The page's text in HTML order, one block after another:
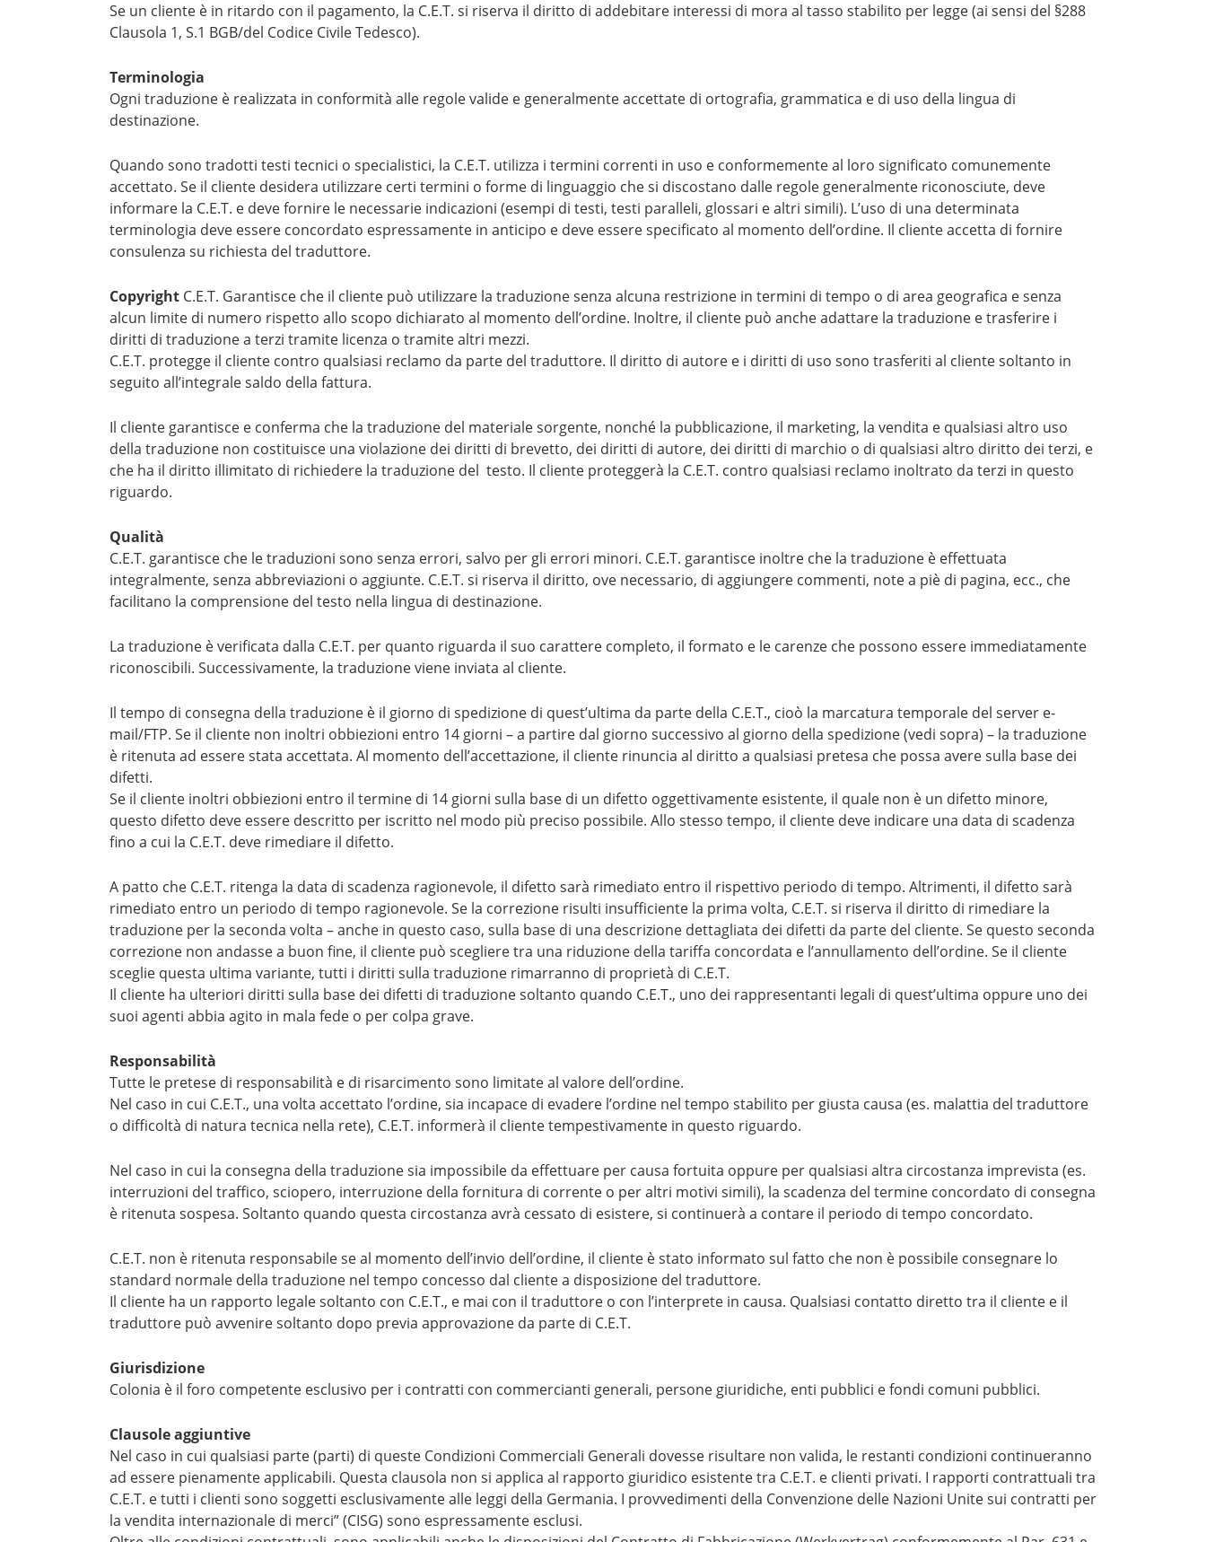
Se un cliente è in ritardo con il pagamento, la C.E.T. si riserva il diritto di addebitare interessi di mora al tasso stabilito per legge (ai sensi del §288
Clausola 1, S.1 BGB/del Codice Civile Tedesco).
Terminologia
Ogni traduzione è realizzata in conformità alle regole valide e generalmente accettate di ortografia, grammatica e di uso della lingua di
destinazione.
Quando sono tradotti testi tecnici o specialistici, la C.E.T. utilizza i termini correnti in uso e conformemente al loro significato comunemente
accettato. Se il cliente desidera utilizzare certi termini o forme di linguaggio che si discostano dalle regole generalmente riconosciute, deve
informare la C.E.T. e deve fornire le necessarie indicazioni (esempi di testi, testi paralleli, glossari e altri simili). L’uso di una determinata
terminologia deve essere concordato espressamente in anticipo e deve essere specificato al momento dell’ordine. Il cliente accetta di fornire
consulenza su richiesta del traduttore.
Copyright C.E.T. Garantisce che il cliente può utilizzare la traduzione senza alcuna restrizione in termini di tempo o di area geografica e senza
alcun limite di numero rispetto allo scopo dichiarato al momento dell’ordine. Inoltre, il cliente può anche adattare la traduzione e trasferire i
diritti di traduzione a terzi tramite licenza o tramite altri mezzi.
C.E.T. protegge il cliente contro qualsiasi reclamo da parte del traduttore. Il diritto di autore e i diritti di uso sono trasferiti al cliente soltanto in
seguito all’integrale saldo della fattura.
Il cliente garantisce e conferma che la traduzione del materiale sorgente, nonché la pubblicazione, il marketing, la vendita e qualsiasi altro uso
della traduzione non costituisce una violazione dei diritti di brevetto, dei diritti di autore, dei diritti di marchio o di qualsiasi altro diritto dei terzi, e
che ha il diritto illimitato di richiedere la traduzione del testo. Il cliente proteggerà la C.E.T. contro qualsiasi reclamo inoltrato da terzi in questo
riguardo.
Qualità
C.E.T. garantisce che le traduzioni sono senza errori, salvo per gli errori minori. C.E.T. garantisce inoltre che la traduzione è effettuata
integralmente, senza abbreviazioni o aggiunte. C.E.T. si riserva il diritto, ove necessario, di aggiungere commenti, note a piè di pagina, ecc., che
facilitano la comprensione del testo nella lingua di destinazione.
La traduzione è verificata dalla C.E.T. per quanto riguarda il suo carattere completo, il formato e le carenze che possono essere immediatamente
riconoscibili. Successivamente, la traduzione viene inviata al cliente.
Il tempo di consegna della traduzione è il giorno di spedizione di quest’ultima da parte della C.E.T., cioò la marcatura temporale del server e-
mail/FTP. Se il cliente non inoltri obbiezioni entro 14 giorni – a partire dal giorno successivo al giorno della spedizione (vedi sopra) – la traduzione
è ritenuta ad essere stata accettata. Al momento dell’accettazione, il cliente rinuncia al diritto a qualsiasi pretesa che possa avere sulla base dei
difetti.
Se il cliente inoltri obbiezioni entro il termine di 14 giorni sulla base di un difetto oggettivamente esistente, il quale non è un difetto minore,
questo difetto deve essere descritto per iscritto nel modo più preciso possibile. Allo stesso tempo, il cliente deve indicare una data di scadenza
fino a cui la C.E.T. deve rimediare il difetto.
A patto che C.E.T. ritenga la data di scadenza ragionevole, il difetto sarà rimediato entro il rispettivo periodo di tempo. Altrimenti, il difetto sarà
rimediato entro un periodo di tempo ragionevole. Se la correzione risulti insufficiente la prima volta, C.E.T. si riserva il diritto di rimediare la
traduzione per la seconda volta – anche in questo caso, sulla base di una descrizione dettagliata dei difetti da parte del cliente. Se questo seconda
correzione non andasse a buon fine, il cliente può scegliere tra una riduzione della tariffa concordata e l’annullamento dell’ordine. Se il cliente
sceglie questa ultima variante, tutti i diritti sulla traduzione rimarranno di proprietà di C.E.T.
Il cliente ha ulteriori diritti sulla base dei difetti di traduzione soltanto quando C.E.T., uno dei rappresentanti legali di quest’ultima oppure uno dei
suoi agenti abbia agito in mala fede o per colpa grave.
Responsabilità
Tutte le pretese di responsabilità e di risarcimento sono limitate al valore dell’ordine.
Nel caso in cui C.E.T., una volta accettato l’ordine, sia incapace di evadere l’ordine nel tempo stabilito per giusta causa (es. malattia del traduttore
o difficoltà di natura tecnica nella rete), C.E.T. informerà il cliente tempestivamente in questo riguardo.
Nel caso in cui la consegna della traduzione sia impossibile da effettuare per causa fortuita oppure per qualsiasi altra circostanza imprevista (es.
interruzioni del traffico, sciopero, interruzione della fornitura di corrente o per altri motivi simili), la scadenza del termine concordato di consegna
è ritenuta sospesa. Soltanto quando questa circostanza avrà cessato di esistere, si continuerà a contare il periodo di tempo concordato.
C.E.T. non è ritenuta responsabile se al momento dell’invio dell’ordine, il cliente è stato informato sul fatto che non è possibile consegnare lo
standard normale della traduzione nel tempo concesso dal cliente a disposizione del traduttore.
Il cliente ha un rapporto legale soltanto con C.E.T., e mai con il traduttore o con l’interprete in causa. Qualsiasi contatto diretto tra il cliente e il
traduttore può avvenire soltanto dopo previa approvazione da parte di C.E.T.
Giurisdizione
Colonia è il foro competente esclusivo per i contratti con commercianti generali, persone giuridiche, enti pubblici e fondi comuni pubblici.
Clausole aggiuntive
Nel caso in cui qualsiasi parte (parti) di queste Condizioni Commerciali Generali dovesse risultare non valida, le restanti condizioni continueranno
ad essere pienamente applicabili. Questa clausola non si applica al rapporto giuridico esistente tra C.E.T. e clienti privati. I rapporti contrattuali tra
C.E.T. e tutti i clienti sono soggetti esclusivamente alle leggi della Germania. I provvedimenti della Convenzione delle Nazioni Unite sui contratti per
la vendita internazionale di merci” (CISG) sono espressamente esclusi.